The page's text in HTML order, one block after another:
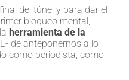
del túnel y para dar el
bloqueo mental,
herramienta de la
de anteponernos a lo
como periodista, como